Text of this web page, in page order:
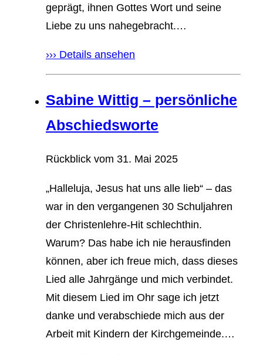
geprägt, ihnen Gottes Wort und seine
Liebe zu uns nahegebracht.…
››› Details ansehen
Sabine Wittig – persönliche
Abschiedsworte
Rückblick vom 31. Mai 2025
„Halleluja, Jesus hat uns alle lieb“ – das
war in den vergangenen 30 Schuljahren
der Christenlehre-Hit schlechthin.
Warum? Das habe ich nie herausfinden
können, aber ich freue mich, dass dieses
Lied alle Jahrgänge und mich verbindet.
Mit diesem Lied im Ohr sage ich jetzt
danke und verabschiede mich aus der
Arbeit mit Kindern der Kirchgemeinde.…